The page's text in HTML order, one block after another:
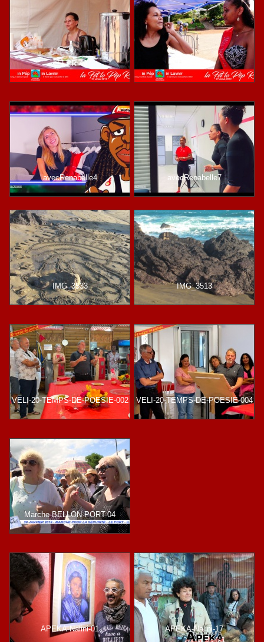
LFLPR-49 LFLPR-36
avecRenabelle4 avecRenabelle7
IMG_3533 IMG_3513
VELI-20-TEMPS-DE-POESIE-002 VELI-20-TEMPS-DE-POESIE-004
Marche-BELLON-PORT-04
APEKA-Nalini-01 APEKA-Nalini-17